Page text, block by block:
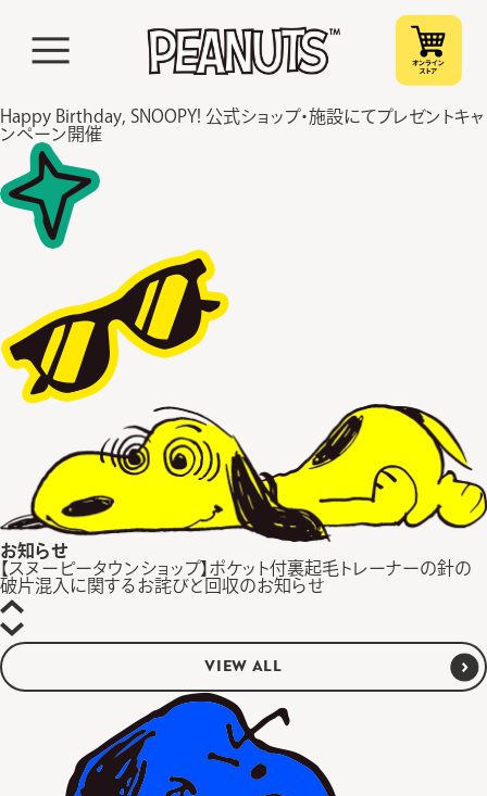
Happy Birthday, SNOOPY! 公式ショップ・施設にてプレゼントキャ
ンペーン開催
お知らせ
【スヌーピータウンショップ】ポケット付裏起毛トレーナーの針の
破片混入に関するお詫びと回収のお知らせ
VIEW ALL